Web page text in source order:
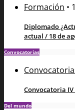
Formación •
Diplomado
actual / 18 de
Convocatorias
Convocatoria
Del mundo